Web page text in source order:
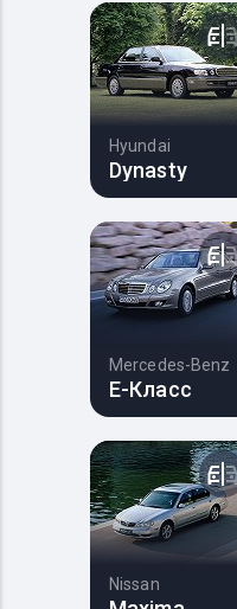
Hyundai
Dynasty
Mercedes-Benz
E-Класс
Nissan